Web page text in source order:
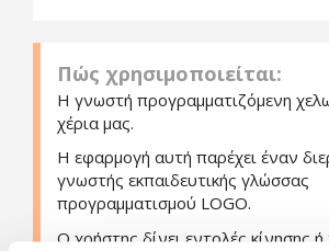
Πώς χρησιμοποιείται:
Η γνωστή προγραμματιζόμενη
χέρια μας.
Η εφαρμογή αυτή παρέχει έναν
γνωστής εκπαιδευτικής γλώσσας
προγραμματισμού LOGO.
Ο χρήστης δίνει εντολές κίνησης